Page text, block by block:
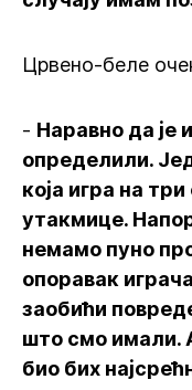
Црвено-беле
- Наравно да је
определили.
која игра на
утакмице.
немамо пуно
опоравак
заобићи
што смо имали.
био бих